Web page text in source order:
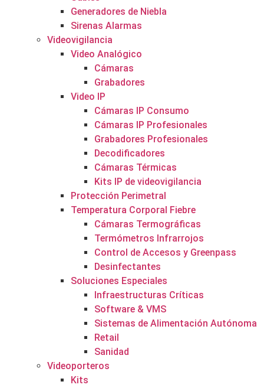
Generadores de Niebla
Sirenas Alarmas
Videovigilancia
Video Analógico
Cámaras
Grabadores
Video IP
Cámaras IP Consumo
Cámaras IP Profesionales
Grabadores Profesionales
Decodificadores
Cámaras Térmicas
Kits IP de videovigilancia
Protección Perimetral
Temperatura Corporal Fiebre
Cámaras Termográficas
Termómetros Infrarrojos
Control de Accesos y Greenpass
Desinfectantes
Soluciones Especiales
Infraestructuras Críticas
Software & VMS
Sistemas de Alimentación Autónoma
Retail
Sanidad
Videoporteros
Kits